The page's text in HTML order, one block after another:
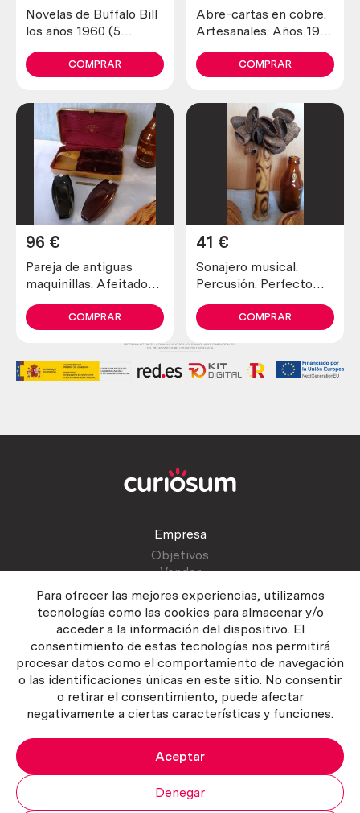
Para ofrecer las mejores experiencias, utilizamos
tecnologías como las cookies para almacenar y/o
acceder a la información del dispositivo. El
consentimiento de estas tecnologías nos permitirá
procesar datos como el comportamiento de navegación
o las identificaciones únicas en este sitio. No consentir
o retirar el consentimiento, puede afectar
negativamente a ciertas características y funciones.
Aceptar
Denegar
Novelas de Buffalo Bill
los años 1960 (5
COMPRAR
Abre-cartas en cobre.
Artesanales. Años 1900
letters in copper
COMPRAR
Pareja de antiguas
maquinillas. Afeitadora
schick.
96 €
COMPRAR
Sonajero musical.
Percusión. Perfecto
41 €
COMPRAR
Empresa
Objetivos
Vender
Atención al cliente
Contactar
Manual del vendedor
Política del servicio
Política de Cookies
Copyright ©2026 Curiosum S.L. Todos los derechos reservados.